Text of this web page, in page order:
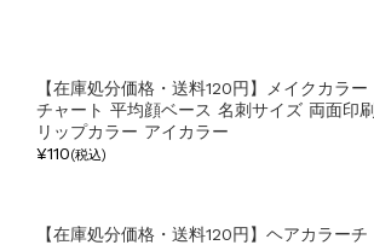
【在庫処分価格・送料120円】メイクカラー
チャート 平均顔ベース 名刺サイズ 両面印刷
リップカラー アイカラー
¥110(税込)
【在庫処分価格・送料120円】ヘアカラーチ